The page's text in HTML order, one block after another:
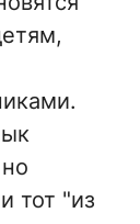
тот "из